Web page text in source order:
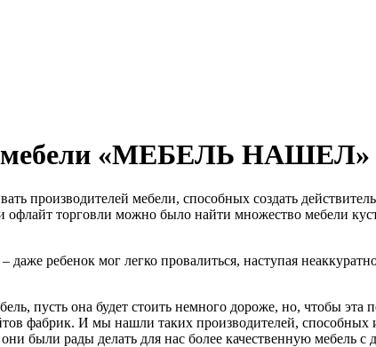
мебели «МЕБЕЛЬ НАШЕЛ»
производителей мебели, способных создать
офлайт торговли можно было найти множество мебели
даже ребенок мог легко провалиться, наступая
пусть она будет стоить немного дороже, но, чтобы
фабрик. И мы нашли таких производителей, способных
были рады делать для нас более качественную мебель с